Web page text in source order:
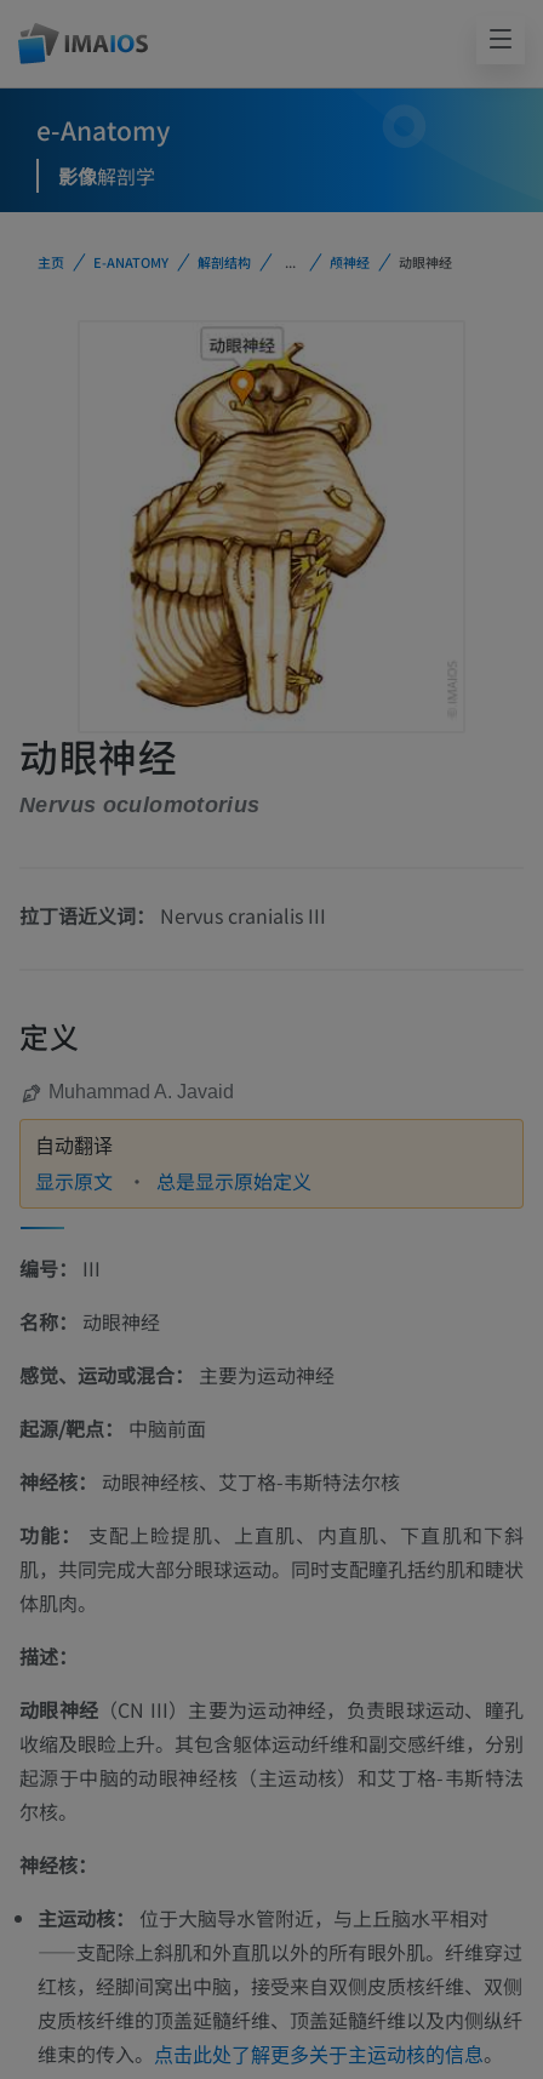
e-Anatomy
影像解剖学
主页 E-ANATOMY 解剖结构 ... 颅神经 动眼神经
动眼神经
Nervus oculomotorius
拉丁语近义词： Nervus cranialis III
定义
Muhammad A. Javaid
自动翻译
显示原文 总是显示原始定义
编号：
III
名称：
动眼神经
感觉、运动或混合：
主要为运动神经
起源/靶点：
中脑前面
神经核：
动眼神经核、艾丁格-韦斯特法尔核
功能：
支配上睑提肌、上直肌、内直肌、下直肌和下斜
肌，共同完成大部分眼球运动。同时支配瞳孔括约肌和睫状
体肌肉。
描述：
动眼神经 （CN III）主要为运动神经，负责眼球运动、瞳孔
收缩及眼睑上升。其包含躯体运动纤维和副交感纤维，分别
起源于中脑的动眼神经核（主运动核）和艾丁格-韦斯特法
尔核。
神经核：
主运动核：
位于大脑导水管附近，与上丘脑水平相对
——支配除上斜肌和外直肌以外的所有眼外肌。纤维穿过
红核，经脚间窝出中脑，接受来自双侧皮质核纤维、双侧
皮质核纤维的顶盖延髓纤维、顶盖延髓纤维以及内侧纵纤
维束的传入。 点击此处了解更多关于主运动核的信息。